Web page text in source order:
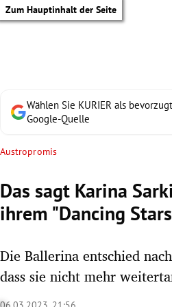
Zum Hauptinhalt der Seite
Wählen Sie KURIER als
Google-Quelle
Austropromis
Das sagt Karina
ihrem "Dancing
Die Ballerina entschied
dass sie nicht mehr